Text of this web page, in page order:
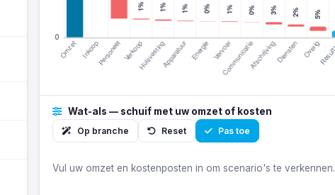
Wat-als — schuif met uw omzet of kosten
Op branche Reset Pas toe
Vul uw omzet en kostenposten in om scenario's te verkennen.